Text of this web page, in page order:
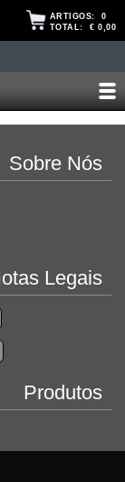
ARTIGOS: 0
TOTAL: € 0,00
Sobre Nós
Legais
Produtos